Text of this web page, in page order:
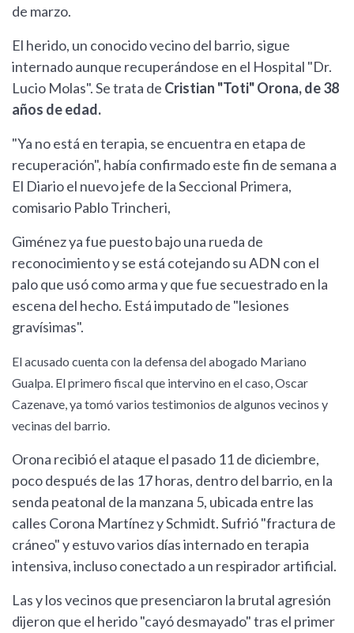
de marzo.
El herido, un conocido vecino del barrio, sigue
internado aunque recuperándose en el Hospital "Dr.
Lucio Molas". Se trata de Cristian "Toti" Orona, de 38
años de edad.
"Ya no está en terapia, se encuentra en etapa de
recuperación", había confirmado este fin de semana a
El Diario el nuevo jefe de la Seccional Primera,
comisario Pablo Trincheri,
Giménez ya fue puesto bajo una rueda de
reconocimiento y se está cotejando su ADN con el
palo que usó como arma y que fue secuestrado en la
escena del hecho. Está imputado de "lesiones
gravísimas".
El acusado cuenta con la defensa del abogado Mariano
Gualpa. El primero fiscal que intervino en el caso, Oscar
Cazenave, ya tomó varios testimonios de algunos vecinos y
vecinas del barrio.
Orona recibió el ataque el pasado 11 de diciembre,
poco después de las 17 horas, dentro del barrio, en la
senda peatonal de la manzana 5, ubicada entre las
calles Corona Martínez y Schmidt. Sufrió "fractura de
cráneo" y estuvo varios días internado en terapia
intensiva, incluso conectado a un respirador artificial.
Las y los vecinos que presenciaron la brutal agresión
dijeron que el herido "cayó desmayado" tras el primer